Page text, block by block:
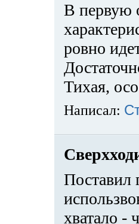
В первую
ровно
Тихая,
Написал:
Поставил
хватало -